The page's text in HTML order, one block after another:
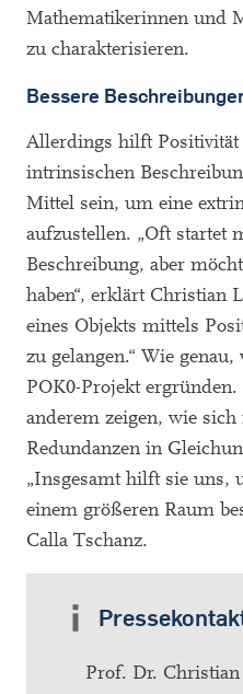
Mathematikerinnen und
zu charakterisieren.
Bessere
Allerdings hilft
intrinsischen
Mittel sein, um eine
aufzustellen. „Oft startet
Beschreibung, aber
haben“, erklärt Christian
eines Objekts mittels
zu gelangen.“ Wie
POK0-Projekt
anderem zeigen, wie
Redundanzen in
„Insgesamt hilft sie uns,
einem größeren Raum
Calla Tschanz.
Prof. Dr.